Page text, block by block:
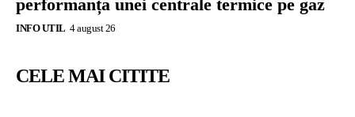
performanța unei centrale termice pe gaz
INFO UTIL 4 august 26
CELE MAI CITITE